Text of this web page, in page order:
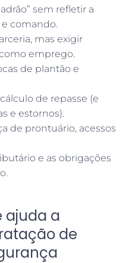
sem refletir a
e comando.
mas exigir
emprego.
de plantão e
de repasse (e
e estornos).
de prontuário, acessos
e as obrigações
ajuda a
de